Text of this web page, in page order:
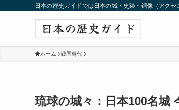
日本の歴史ガイドでは日本の城・史跡・銅像（アク
ホーム 戦国時代
琉球の城々：日本100名城